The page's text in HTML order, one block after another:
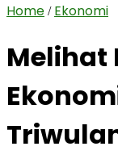
Home / Ekonomi
Melihat